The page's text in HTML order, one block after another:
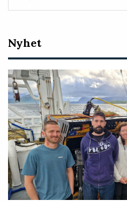
Nyeste
artikler
Nyhet